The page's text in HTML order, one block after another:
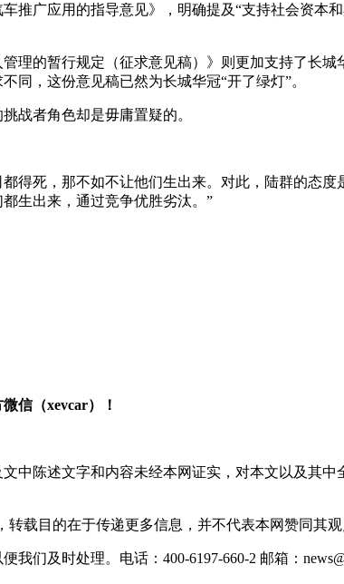
推广应用的指导意见》，明确提及“支持社会资本
理的暂行规定（征求意见稿）》则更加支持了长
同，这份意见稿已然为长城华冠“开了绿灯”。
战者角色却是毋庸置疑的。
得死，那不如不让他们生出来。对此，陆群的态
生出来，通过竞争优胜劣汰。”
信（xevcar）！
中陈述文字和内容未经本网证实，对本文以及其
载目的在于传递更多信息，并不代表本网赞同其观
们及时处理。电话：400-6197-660-2 邮箱：